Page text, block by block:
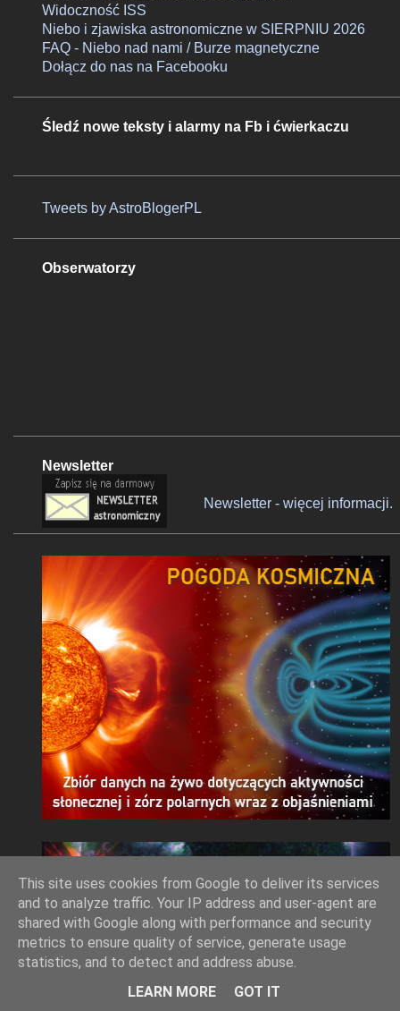
Widoczność ISS
Niebo i zjawiska astronomiczne w SIERPNIU 2026
FAQ - Niebo nad nami / Burze magnetyczne
Dołącz do nas na Facebooku
Śledź nowe teksty i alarmy na Fb i ćwierkaczu
Tweets by AstroBlogerPL
Obserwatorzy
Newsletter
Newsletter - więcej informacji.
This site uses cookies from Google to deliver its services
and to analyze traffic. Your IP address and user-agent are
shared with Google along with performance and security
metrics to ensure quality of service, generate usage
statistics, and to detect and address abuse.
LEARN MORE
GOT IT